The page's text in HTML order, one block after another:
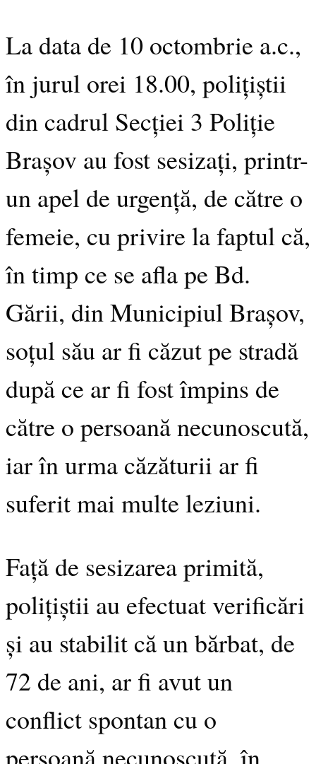
La data de 10 octombrie a.c.,
în jurul orei 18.00, polițiștii
din cadrul Secției 3 Poliție
Brașov au fost sesizați, printr-
un apel de urgență, de către o
femeie, cu privire la faptul că,
în timp ce se afla pe Bd.
Gării, din Municipiul Brașov,
soțul său ar fi căzut pe stradă
după ce ar fi fost împins de
către o persoană necunoscută,
iar în urma căzăturii ar fi
suferit mai multe leziuni.
Față de sesizarea primită,
polițiștii au efectuat verificări
și au stabilit că un bărbat, de
72 de ani, ar fi avut un
conflict spontan cu o
persoană necunoscută, în